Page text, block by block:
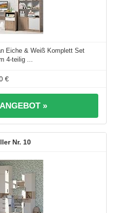
Eiche & Weiß Komplett Set
4-teilig ...
€
»
10